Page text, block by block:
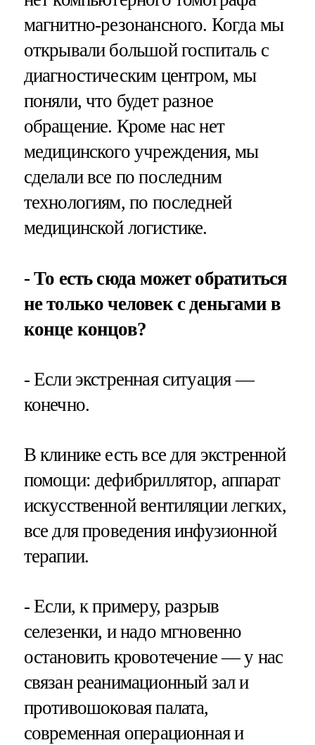
магнитно-резонансного. Когда мы
открывали большой госпиталь с
диагностическим центром, мы
поняли, что будет разное
обращение. Кроме нас нет
медицинского учреждения, мы
сделали все по последним
технологиям, по последней
медицинской логистике.
- То есть сюда может обратиться
не только человек с деньгами в
конце концов?
- Если экстренная ситуация —
конечно.
В клинике есть все для экстренной
помощи: дефибриллятор, аппарат
искусственной вентиляции легких,
все для проведения инфузионной
терапии.
- Если, к примеру, разрыв
селезенки, и надо мгновенно
остановить кровотечение — у нас
связан реанимационный зал и
противошоковая палата,
современная операционная и